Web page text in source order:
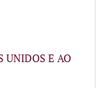
UNIDOS E AO